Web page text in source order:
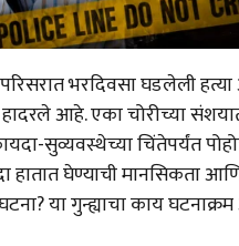
भरदिवसा घडलेली
आहे. एका चोरीच्या
सुव्यवस्थेच्या चिंतेपर्यंत
हातात घेण्याची मानसिकता
या गुन्ह्याचा काय